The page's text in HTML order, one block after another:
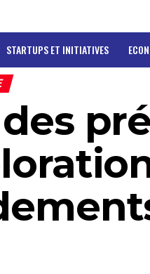
STARTUPS ET INITIATIVES